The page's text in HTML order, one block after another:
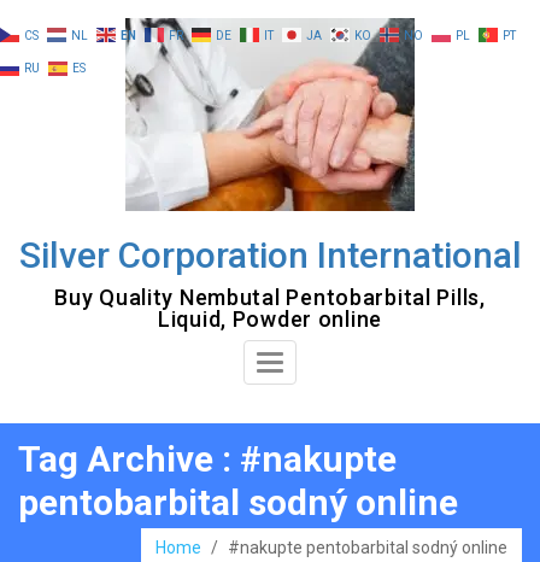
to
content
Silver Corporation International
Buy Quality Nembutal Pentobarbital Pills,
Liquid, Powder online
Toggle
Tag Archive : #nakupte
pentobarbital sodný online
Home / #nakupte pentobarbital sodný online
CS NL EN FR DE IT JA KO NO PL PT
RU ES